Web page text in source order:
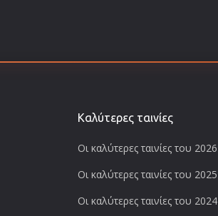
Καλύτερες ταινίες
Οι καλύτερες ταινίες του 2026
Οι καλύτερες ταινίες του 2025
Οι καλύτερες ταινίες του 2024